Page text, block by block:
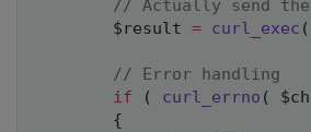
// Actually send the
$result = curl_exec (
// Error handling
if
( curl_errno ( $ch
{